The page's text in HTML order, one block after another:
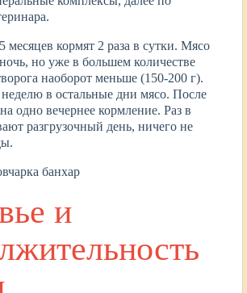
месяцев кормят 2 раза в сутки. Мясо
но уже в большем количестве
наоборот меньше (150-200 г).
неделю в остальные дни мясо. После
одно вечернее кормление. Раз в
разгрузочный день, ничего не
и